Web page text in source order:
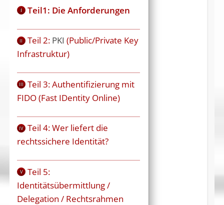
I Teil1: Die Anforderungen
II Teil 2: PKI (Public/Private Key
Infrastruktur)
III
Teil 3: Authentifizierung mit
FIDO (Fast IDentity Online)
IV
Teil 4: Wer liefert die
rechtssichere Identität?
V
Teil 5:
Identitätsübermittlung /
Delegation / Rechtsrahmen